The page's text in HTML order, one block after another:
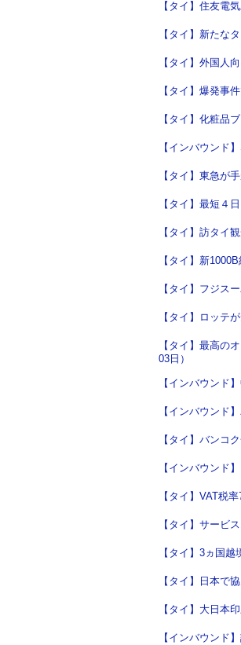
【タイ】住友電
【タイ】新たな
【タイ】外国人
【タイ】爆発事
【タイ】化粧品
【インバウンド
【タイ】東急が
【タイ】最短４
【タイ】訪タイ
【タイ】新
【タイ】フジス
【タイ】ロッテ
【タイ】最高の
03日）
【インバウンド
【インバウンド
【タイ】バンコ
【インバウンド
【タイ】VAT税
【タイ】サービ
【タイ】3ヵ国
【タイ】日本で
【タイ】大日本
【インバウンド